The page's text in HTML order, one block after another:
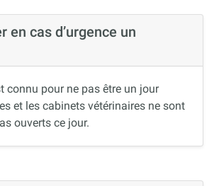
en cas d’urgence un
connu pour ne pas être un jour
et les cabinets vétérinaires ne sont
ouverts ce jour.